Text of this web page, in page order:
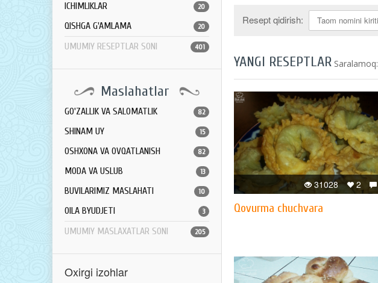
ICHIMLIKLAR 20
QISHGA G'AMLAMA 20
UMUMIY RESEPTLAR SONI 401
Maslahatlar
GO'ZALLIK VA SALOMATLIK 82
SHINAM UY 15
OSHXONA VA OVQATLANISH 82
MODA VA USLUB 13
BUVILARIMIZ MASLAHATI 10
OILA BYUDJETI 3
UMUMIY MASLAXATLAR SONI 205
Oxirgi izohlar
Resept qidirish:
YANGI RESEPTLAR Saralamoq:
2
31028
Qovurma chuchvara